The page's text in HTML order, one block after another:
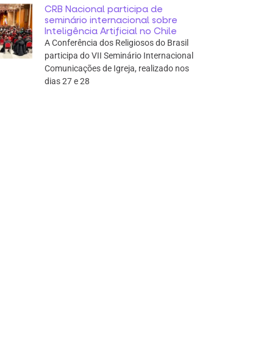
CRB Nacional participa de
seminário internacional sobre
Inteligência Artificial no Chile
A Conferência dos Religiosos do Brasil
participa do VII Seminário Internacional
Comunicações de Igreja, realizado nos
dias 27 e 28